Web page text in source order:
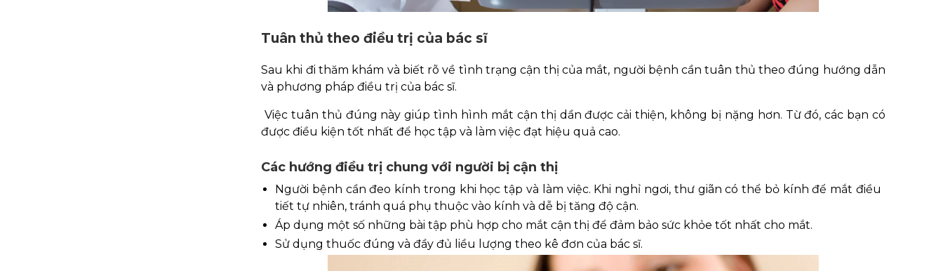
Tuân thủ theo điều trị của bác sĩ
Sau khi đi thăm khám và biết rõ về tình trạng cận thị của mắt, người bệnh cần tuân thủ theo đúng hướng dẫn
và phương pháp điều trị của bác sĩ.
Việc tuân thủ đúng này giúp tình hình mắt cận thị dần được cải thiện, không bị nặng hơn. Từ đó, các bạn có
được điều kiện tốt nhất để học tập và làm việc đạt hiệu quả cao.
Các hướng điều trị chung với người bị cận thị
Người bệnh cần đeo kính trong khi học tập và làm việc. Khi nghỉ ngơi, thư giãn có thể bỏ kính để mắt điều
tiết tự nhiên, tránh quá phụ thuộc vào kính và dễ bị tăng độ cận.
Áp dụng một số những bài tập phù hợp cho mắt cận thị để đảm bảo sức khỏe tốt nhất cho mắt.
Sử dụng thuốc đúng và đầy đủ liều lượng theo kê đơn của bác sĩ.